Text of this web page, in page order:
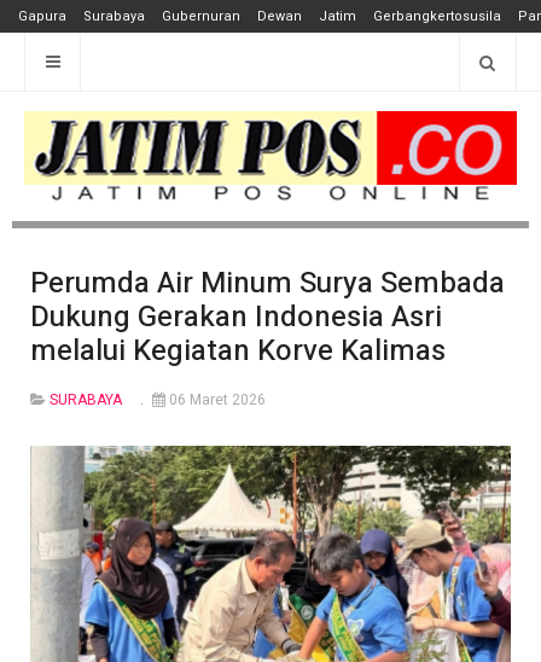
Gapura Surabaya Gubernuran Dewan Jatim Gerbangkertosusila
Perumda Air Minum Surya Sembada
Dukung Gerakan Indonesia Asri
melalui Kegiatan Korve Kalimas
SURABAYA 06 Maret 2026